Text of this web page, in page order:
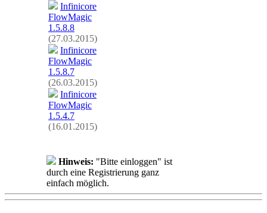
Infinicore
FlowMagic
1.5.8.8
(27.03.2015)
Infinicore
FlowMagic
1.5.8.7
(26.03.2015)
Infinicore
FlowMagic
1.5.4.7
(16.01.2015)
Hinweis: "Bitte einloggen" ist
durch eine Registrierung ganz
einfach möglich.